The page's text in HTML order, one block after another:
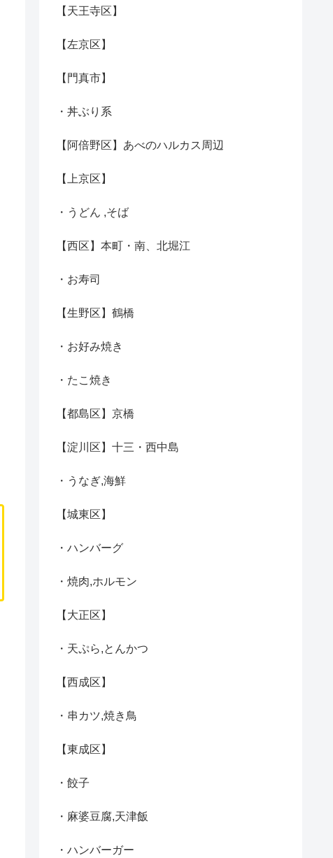
【天王寺区】
【左京区】
【門真市】
・丼ぶり系
【阿倍野区】あべのハルカス周辺
【上京区】
・うどん ,そば
【西区】本町・南、北堀江
・お寿司
【生野区】鶴橋
・お好み焼き
・たこ焼き
【都島区】京橋
【淀川区】十三・西中島
・うなぎ,海鮮
【城東区】
・ハンバーグ
・焼肉,ホルモン
【大正区】
・天ぷら,とんかつ
【西成区】
・串カツ,焼き鳥
【東成区】
・餃子
・麻婆豆腐,天津飯
・ハンバーガー